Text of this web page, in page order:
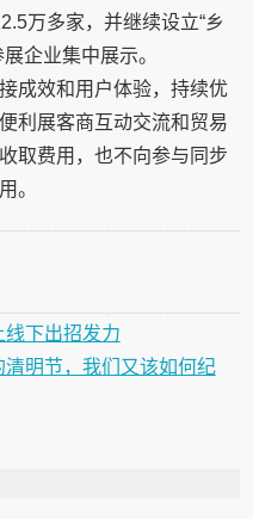
万多家，并继续设立“乡
企业集中展示。
成效和用户体验，持续优
利展客商互动交流和贸易
取费用，也不向参与同步
。
线下出招发力
明节，我们又该如何纪